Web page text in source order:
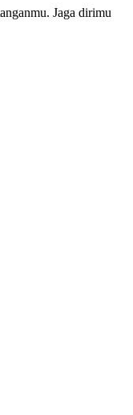
Jaga dirimu